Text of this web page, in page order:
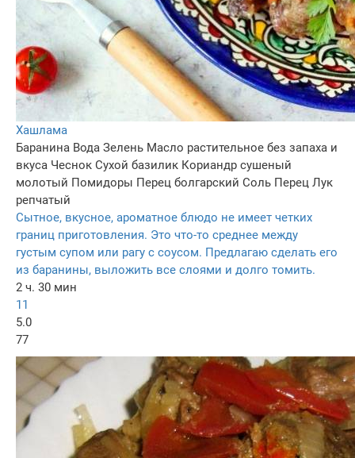
Хашлама
Баранина Вода Зелень Масло растительное без запаха и
вкуса Чеснок Сухой базилик Кориандр сушеный
молотый Помидоры Перец болгарский Соль Перец Лук
репчатый
Сытное, вкусное, ароматное блюдо не имеет четких
границ приготовления. Это что-то среднее между
густым супом или рагу с соусом. Предлагаю сделать его
из баранины, выложить все слоями и долго томить.
2 ч. 30 мин
11
5.0
77